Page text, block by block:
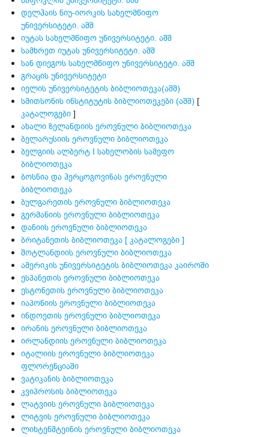
დელჰაის ნიუ-იორკის სახელმწიფო
უნივერსიტეტი. აშშ
იუტას სახელმწიფო უნივერსიტეტი. აშშ
სამხრეთ იუტას უნივერსიტეტი. აშშ
სან დიეგოს სახელმწიფო უნივერსიტეტი. აშშ
გრაცის უნივერსიტეტი
იელის უნივერსიტეტის ბიბლიოთეკა(აშშ)
სმითსონის ინსტიტუტის ბიბლიოთეკები (აშშ) [
კატალოგები ]
ახალი ზელანდიის ეროვნული ბიბლიოთეკა
ბელარუსიის ეროვნული ბიბლიოთეკა
ბელგიის ალბერტ I სახელობის სამეფო
ბიბლიოთეკა
ბოსნია და ჰერცოგოვინას ეროვნული
ბიბლიოთეკა
ბულგარეთის ეროვნული ბიბლიოთეკა
გერმანიის ეროვნული ბიბლიოთეკა
დანიის ეროვნული ბიბლიოთეკა
ბრიტანეთის ბიბლიოთეკა [ კატალოგები ]
შოტლანდიის ეროვნული ბიბლიოთეკა
ამერიკის უნივერსიტეტის ბიბლიოთეკა კაიროში
ესპანეთის ეროვნული ბიბლიოთეკა
ესტონეთის ეროვნული ბიბლიოთეკა
იაპონიის ეროვნული ბიბლიოთეკა
ინდოეთის ეროვნული ბიბლიოთეკა
ირანის ეროვნული ბიბლიოთეკა
ირლანდიის ეროვნული ბიბლიოთეკა
იტალიის ეროვნული ბიბლიოთეკა
ფლორენციაში
ვატიკანის ბიბლიოთეკა
კვიპროსის ბიბლიოთეკა
ლატვიის ეროვნული ბიბლიოთეკა
ლიტვის ეროვნული ბიბლიოთეკა
ლიხტენშტეინის ეროვნული ბიბლიოთეკა